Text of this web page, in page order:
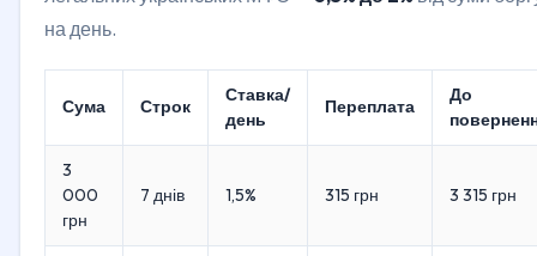
на день.
Сума Строк
Ставка/
день
Переплата
До
3
000
грн
7 днів 1,5% 315 грн 3 315 грн